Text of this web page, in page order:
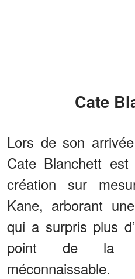
Cate
Lors de son
Cate Blanchett
création sur
Kane, arborant
qui a surpris plus
point de la
méconnaissable.